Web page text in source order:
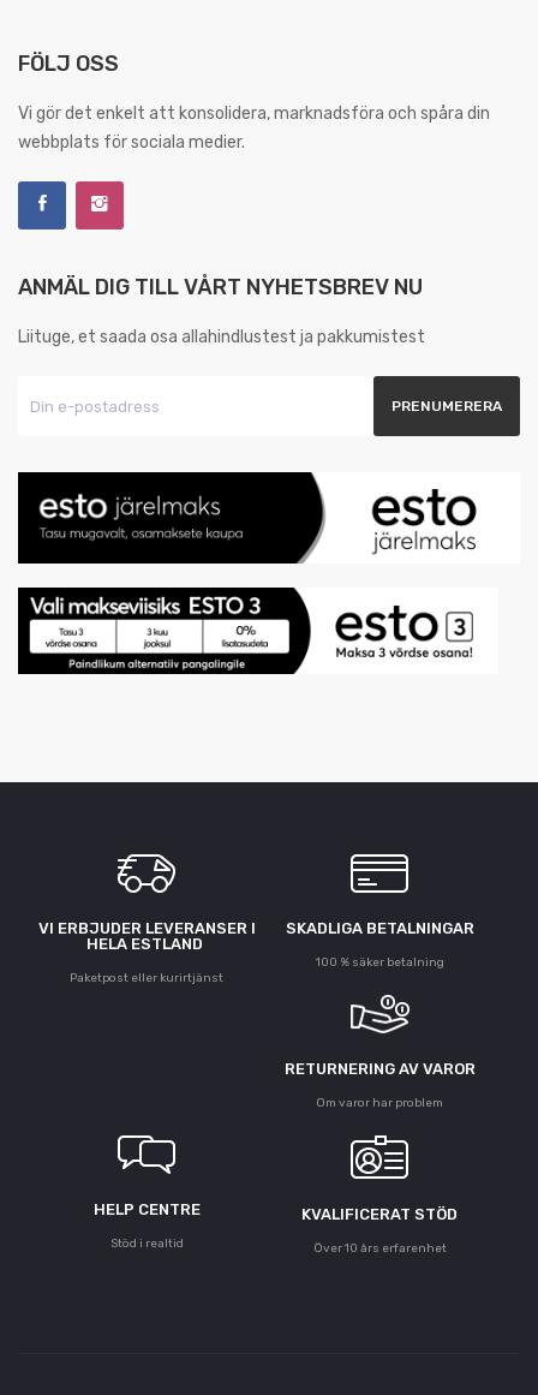
FÖLJ OSS
Vi gör det enkelt att konsolidera, marknadsföra och spåra din
webbplats för sociala medier.
ANMÄL DIG TILL VÅRT NYHETSBREV NU
Liituge, et saada osa allahindlustest ja pakkumistest
VI ERBJUDER LEVERANSER I
HELA ESTLAND
Paketpost eller kurirtjänst
SKADLIGA BETALNINGAR
100 % säker betalning
RETURNERING AV VAROR
Om varor har problem
HELP CENTRE
Stöd i realtid
KVALIFICERAT STÖD
Över 10 års erfarenhet